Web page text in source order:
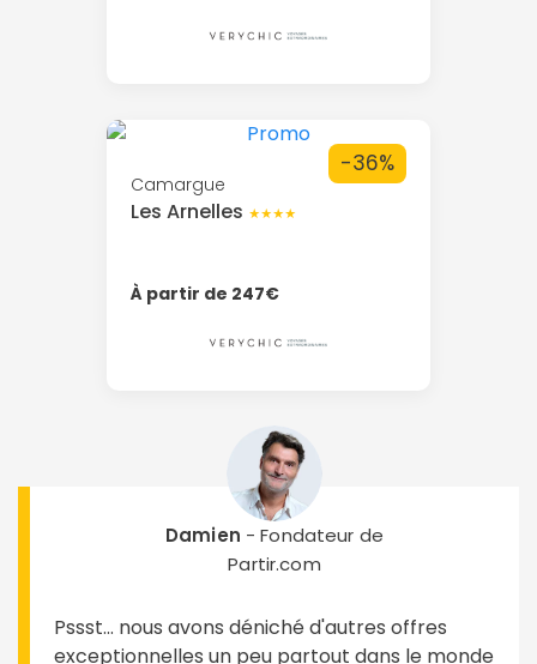
Camargue
Les Arnelles ★★★★
À partir de 247€
-36%
Damien - Fondateur de
Partir.com
Pssst... nous avons déniché d'autres offres
exceptionnelles un peu partout dans le monde